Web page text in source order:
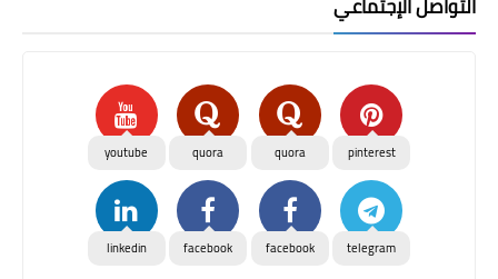
pinterest
quora
quora
youtube
telegram
facebook
facebook
linkedin